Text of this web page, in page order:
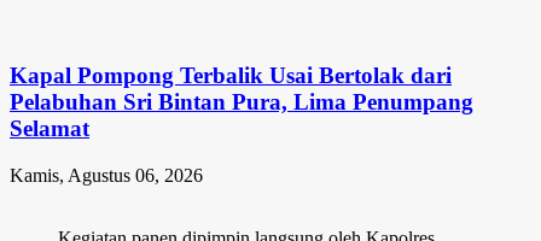
Kapal Pompong Terbalik Usai Bertolak dari
Pelabuhan Sri Bintan Pura, Lima Penumpang
Selamat
Kamis, Agustus 06, 2026